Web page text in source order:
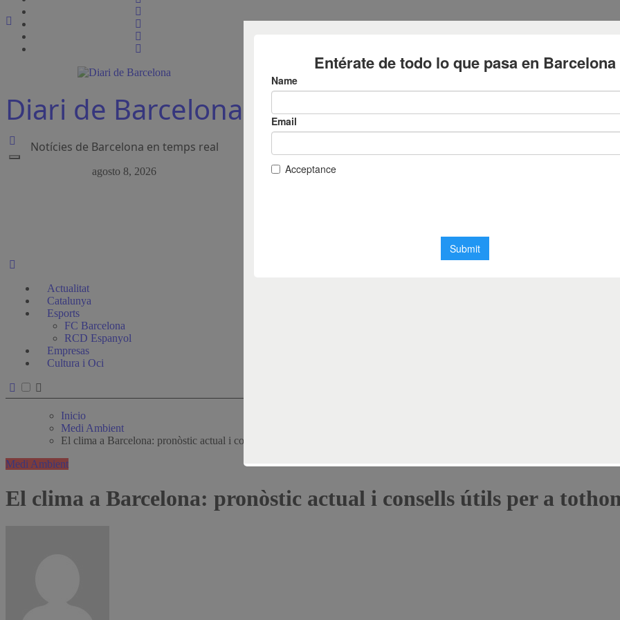
Ir
contenido
Diari de Barcelona
Notícies de Barcelona en temps real
agosto 8, 2026
Notícies de Barcelona en temps real
Actualitat
Catalunya
Esports
FC Barcelona
RCD Espanyol
Empresas
Cultura i Oci
Inicio
Medi Ambient
El clima a Barcelona: pronòstic actual i consells útils per a tothom
Medi Ambient
El clima a Barcelona: pronòstic actual i consells útils per a